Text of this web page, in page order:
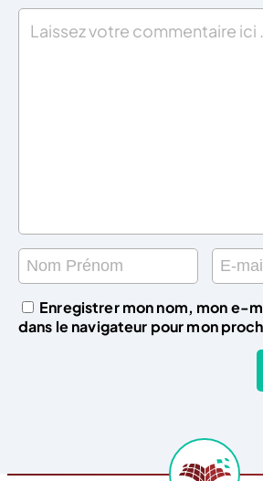
Enregistrer mon nom, mon e-
dans le navigateur pour mon